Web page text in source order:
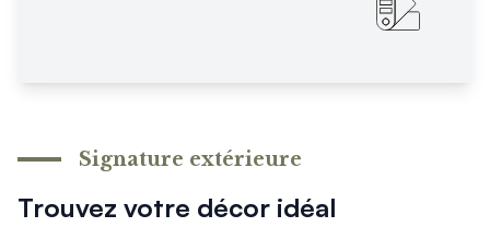
Trouvez votre décor idéal
Signature extérieure